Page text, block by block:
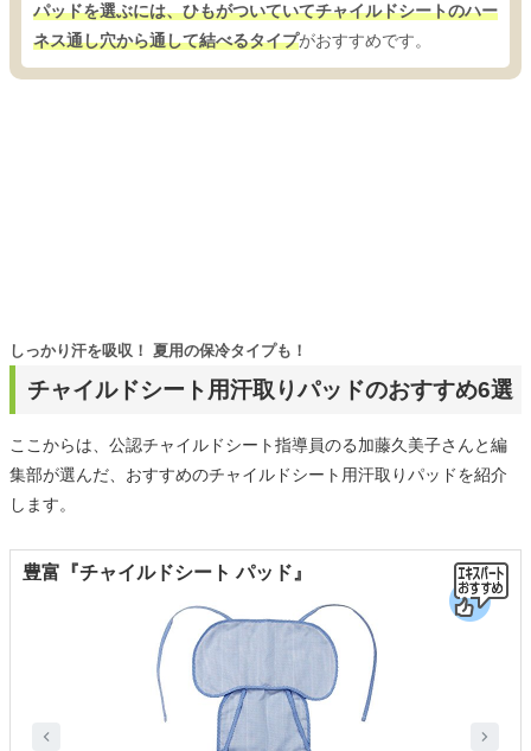
パッドを選ぶには、ひもがついていてチャイルドシートのハー
ネス通し穴から通して結べるタイプがおすすめです。
チャイルドシート用汗取りパッドのおすすめ6選
しっかり汗を吸収！ 夏用の保冷タイプも！
ここからは、公認チャイルドシート指導員のる加藤久美子さんと編
集部が選んだ、おすすめのチャイルドシート用汗取りパッドを紹介
します。
豊富『チャイルドシート パッド』